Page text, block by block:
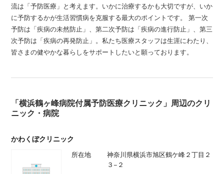
流は「予防医療」と考えます。いかに治療するかも大切ですが、いか
に予防するかが生活習慣病を克服する最大のポイントです。 第一次
予防は「疾病の未然防止」、第二次予防は「疾病の進行防止」、第三
次予防は「疾病の再発防止」。私たち医療スタッフは生涯にわたり、
皆さまの健やかな暮らしをサポートしたいと願っております。
「横浜鶴ヶ峰病院付属予防医療クリニック」周辺のクリ
ニック・病院
かわくぼクリニック
所在地
神奈川県横浜市旭区鶴ケ峰２丁目２
３−２